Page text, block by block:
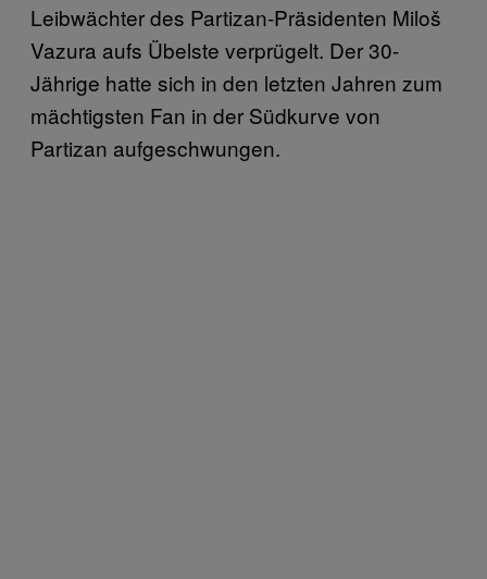
Leibwächter des Partizan-Präsidenten Miloš
Vazura aufs Übelste verprügelt. Der 30-
Jährige hatte sich in den letzten Jahren zum
mächtigsten Fan in der Südkurve von
Partizan aufgeschwungen.